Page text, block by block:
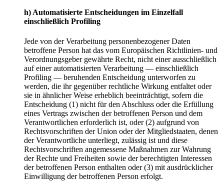
h) Automatisierte Entscheidungen im Einzelfall
einschließlich Profiling
Jede von der Verarbeitung personenbezogener Daten
betroffene Person hat das vom Europäischen Richtlinien- und
Verordnungsgeber gewährte Recht, nicht einer ausschließlich
auf einer automatisierten Verarbeitung — einschließlich
Profiling — beruhenden Entscheidung unterworfen zu
werden, die ihr gegenüber rechtliche Wirkung entfaltet oder
sie in ähnlicher Weise erheblich beeinträchtigt, sofern die
Entscheidung (1) nicht für den Abschluss oder die Erfüllung
eines Vertrags zwischen der betroffenen Person und dem
Verantwortlichen erforderlich ist, oder (2) aufgrund von
Rechtsvorschriften der Union oder der Mitgliedstaaten, denen
der Verantwortliche unterliegt, zulässig ist und diese
Rechtsvorschriften angemessene Maßnahmen zur Wahrung
der Rechte und Freiheiten sowie der berechtigten Interessen
der betroffenen Person enthalten oder (3) mit ausdrücklicher
Einwilligung der betroffenen Person erfolgt.